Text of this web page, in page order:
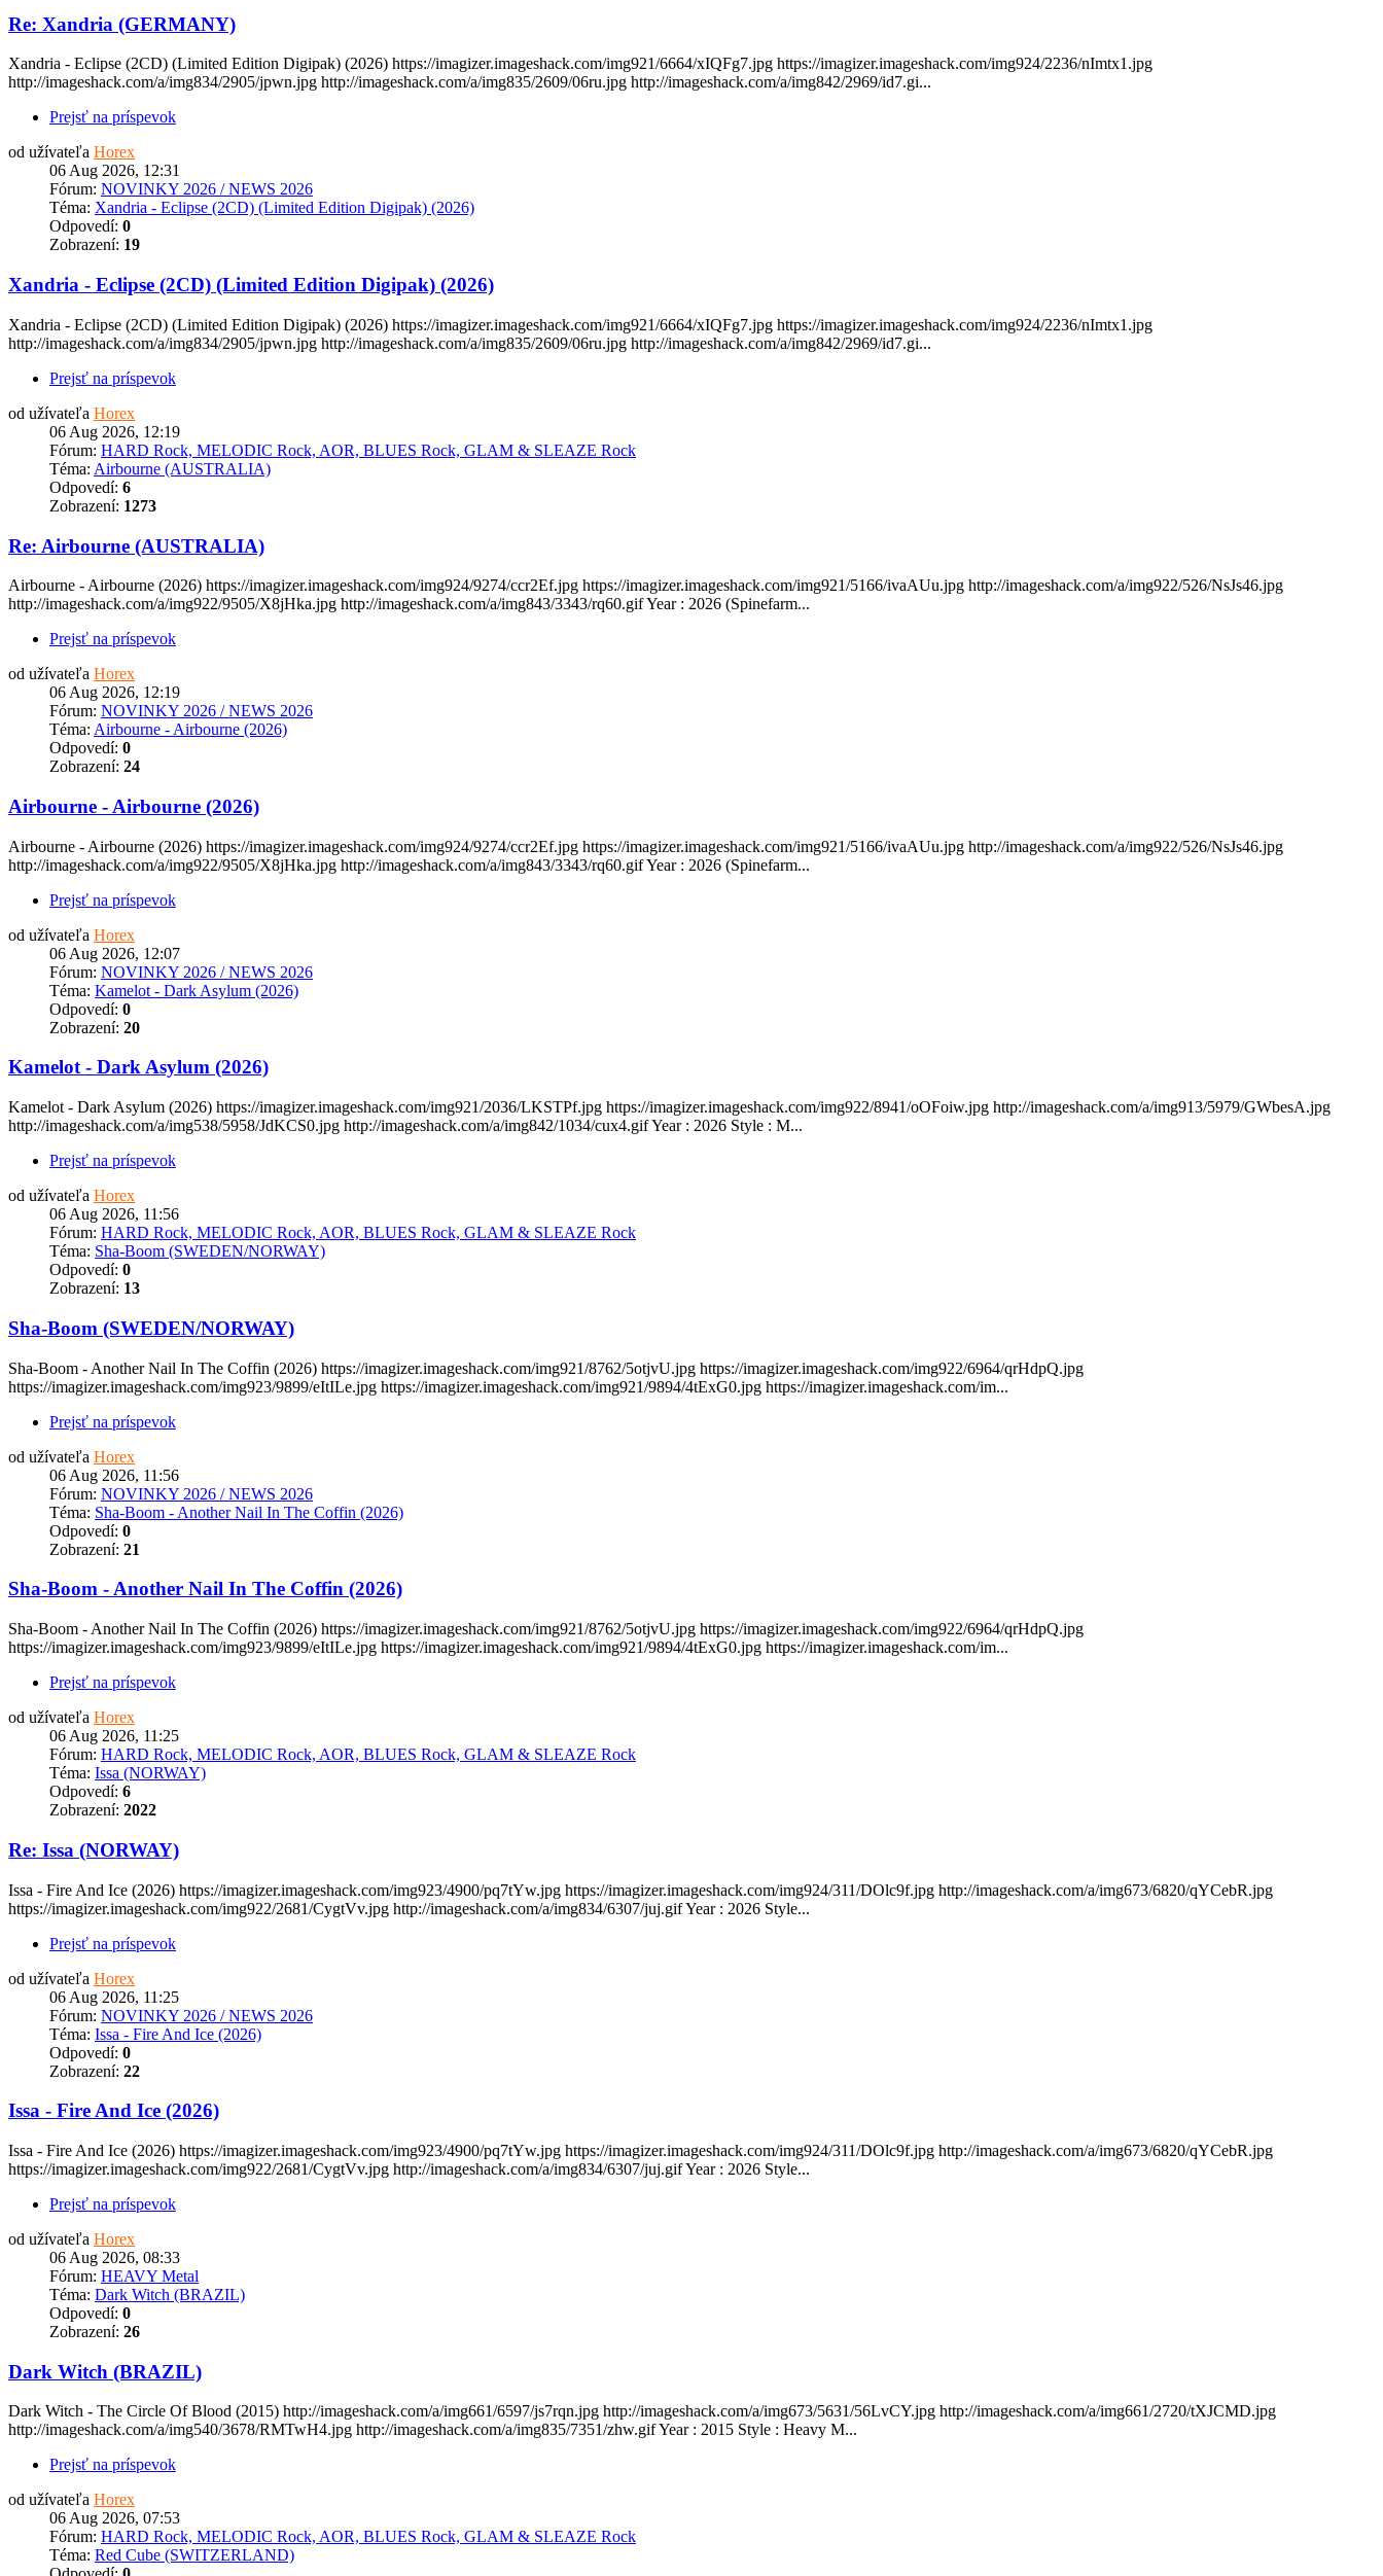
Re: Xandria (GERMANY)
Xandria - Eclipse (2CD) (Limited Edition Digipak) (2026) https://imagizer.imageshack.com/img921/6664/xIQFg7.jpg https://imagizer.imageshack.com/img924/2236/nImtx1.jpg
http://imageshack.com/a/img834/2905/jpwn.jpg http://imageshack.com/a/img835/2609/06ru.jpg http://imageshack.com/a/img842/2969/id7.gi...
Prejsť na príspevok
od užívateľa Horex
06 Aug 2026, 12:31
Fórum: NOVINKY 2026 / NEWS 2026
Téma: Xandria - Eclipse (2CD) (Limited Edition Digipak) (2026)
Odpovedí: 0
Zobrazení: 19
Xandria - Eclipse (2CD) (Limited Edition Digipak) (2026)
Xandria - Eclipse (2CD) (Limited Edition Digipak) (2026) https://imagizer.imageshack.com/img921/6664/xIQFg7.jpg https://imagizer.imageshack.com/img924/2236/nImtx1.jpg
http://imageshack.com/a/img834/2905/jpwn.jpg http://imageshack.com/a/img835/2609/06ru.jpg http://imageshack.com/a/img842/2969/id7.gi...
Prejsť na príspevok
od užívateľa Horex
06 Aug 2026, 12:19
Fórum: HARD Rock, MELODIC Rock, AOR, BLUES Rock, GLAM & SLEAZE Rock
Téma: Airbourne (AUSTRALIA)
Odpovedí: 6
Zobrazení: 1273
Re: Airbourne (AUSTRALIA)
Airbourne - Airbourne (2026) https://imagizer.imageshack.com/img924/9274/ccr2Ef.jpg https://imagizer.imageshack.com/img921/5166/ivaAUu.jpg http://imageshack.com/a/img922/526/NsJs46.jpg
http://imageshack.com/a/img922/9505/X8jHka.jpg http://imageshack.com/a/img843/3343/rq60.gif Year : 2026 (Spinefarm...
Prejsť na príspevok
od užívateľa Horex
06 Aug 2026, 12:19
Fórum: NOVINKY 2026 / NEWS 2026
Téma: Airbourne - Airbourne (2026)
Odpovedí: 0
Zobrazení: 24
Airbourne - Airbourne (2026)
Airbourne - Airbourne (2026) https://imagizer.imageshack.com/img924/9274/ccr2Ef.jpg https://imagizer.imageshack.com/img921/5166/ivaAUu.jpg http://imageshack.com/a/img922/526/NsJs46.jpg
http://imageshack.com/a/img922/9505/X8jHka.jpg http://imageshack.com/a/img843/3343/rq60.gif Year : 2026 (Spinefarm...
Prejsť na príspevok
od užívateľa Horex
06 Aug 2026, 12:07
Fórum: NOVINKY 2026 / NEWS 2026
Téma: Kamelot - Dark Asylum (2026)
Odpovedí: 0
Zobrazení: 20
Kamelot - Dark Asylum (2026)
Kamelot - Dark Asylum (2026) https://imagizer.imageshack.com/img921/2036/LKSTPf.jpg https://imagizer.imageshack.com/img922/8941/oOFoiw.jpg http://imageshack.com/a/img913/5979/GWbesA.jpg
http://imageshack.com/a/img538/5958/JdKCS0.jpg http://imageshack.com/a/img842/1034/cux4.gif Year : 2026 Style : M...
Prejsť na príspevok
od užívateľa Horex
06 Aug 2026, 11:56
Fórum: HARD Rock, MELODIC Rock, AOR, BLUES Rock, GLAM & SLEAZE Rock
Téma: Sha-Boom (SWEDEN/NORWAY)
Odpovedí: 0
Zobrazení: 13
Sha-Boom (SWEDEN/NORWAY)
Sha-Boom - Another Nail In The Coffin (2026) https://imagizer.imageshack.com/img921/8762/5otjvU.jpg https://imagizer.imageshack.com/img922/6964/qrHdpQ.jpg
https://imagizer.imageshack.com/img923/9899/eItILe.jpg https://imagizer.imageshack.com/img921/9894/4tExG0.jpg https://imagizer.imageshack.com/im...
Prejsť na príspevok
od užívateľa Horex
06 Aug 2026, 11:56
Fórum: NOVINKY 2026 / NEWS 2026
Téma: Sha-Boom - Another Nail In The Coffin (2026)
Odpovedí: 0
Zobrazení: 21
Sha-Boom - Another Nail In The Coffin (2026)
Sha-Boom - Another Nail In The Coffin (2026) https://imagizer.imageshack.com/img921/8762/5otjvU.jpg https://imagizer.imageshack.com/img922/6964/qrHdpQ.jpg
https://imagizer.imageshack.com/img923/9899/eItILe.jpg https://imagizer.imageshack.com/img921/9894/4tExG0.jpg https://imagizer.imageshack.com/im...
Prejsť na príspevok
od užívateľa Horex
06 Aug 2026, 11:25
Fórum: HARD Rock, MELODIC Rock, AOR, BLUES Rock, GLAM & SLEAZE Rock
Téma: Issa (NORWAY)
Odpovedí: 6
Zobrazení: 2022
Re: Issa (NORWAY)
Issa - Fire And Ice (2026) https://imagizer.imageshack.com/img923/4900/pq7tYw.jpg https://imagizer.imageshack.com/img924/311/DOlc9f.jpg http://imageshack.com/a/img673/6820/qYCebR.jpg
https://imagizer.imageshack.com/img922/2681/CygtVv.jpg http://imageshack.com/a/img834/6307/juj.gif Year : 2026 Style...
Prejsť na príspevok
od užívateľa Horex
06 Aug 2026, 11:25
Fórum: NOVINKY 2026 / NEWS 2026
Téma: Issa - Fire And Ice (2026)
Odpovedí: 0
Zobrazení: 22
Issa - Fire And Ice (2026)
Issa - Fire And Ice (2026) https://imagizer.imageshack.com/img923/4900/pq7tYw.jpg https://imagizer.imageshack.com/img924/311/DOlc9f.jpg http://imageshack.com/a/img673/6820/qYCebR.jpg
https://imagizer.imageshack.com/img922/2681/CygtVv.jpg http://imageshack.com/a/img834/6307/juj.gif Year : 2026 Style...
Prejsť na príspevok
od užívateľa Horex
06 Aug 2026, 08:33
Fórum: HEAVY Metal
Téma: Dark Witch (BRAZIL)
Odpovedí: 0
Zobrazení: 26
Dark Witch (BRAZIL)
Dark Witch - The Circle Of Blood (2015) http://imageshack.com/a/img661/6597/js7rqn.jpg http://imageshack.com/a/img673/5631/56LvCY.jpg http://imageshack.com/a/img661/2720/tXJCMD.jpg
http://imageshack.com/a/img540/3678/RMTwH4.jpg http://imageshack.com/a/img835/7351/zhw.gif Year : 2015 Style : Heavy M...
Prejsť na príspevok
od užívateľa Horex
06 Aug 2026, 07:53
Fórum: HARD Rock, MELODIC Rock, AOR, BLUES Rock, GLAM & SLEAZE Rock
Téma: Red Cube (SWITZERLAND)